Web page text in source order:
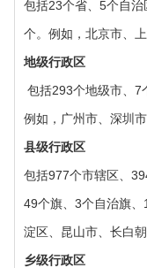
包括23个省、5个自
个。例如，北京市、
‌地级行政区
包括293个地级市、7
例如，广州市、深圳
‌县级行政区‌
包括977个市辖区、
49个旗、3个自治旗
淀区、昆山市、长白朝
乡级行政区‌